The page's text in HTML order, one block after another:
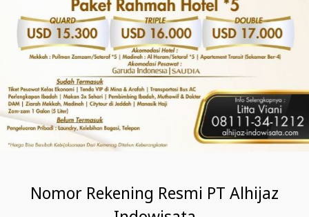
Nomor Rekening Resmi PT Alhijaz